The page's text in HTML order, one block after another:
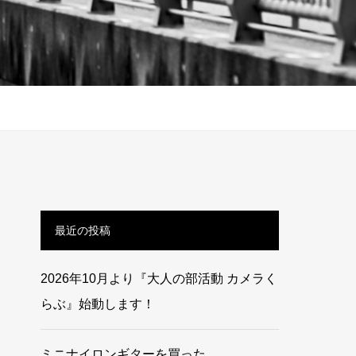
最近の投稿
2026年10月より『大人の部活動 カメラく
らぶ』始動します！